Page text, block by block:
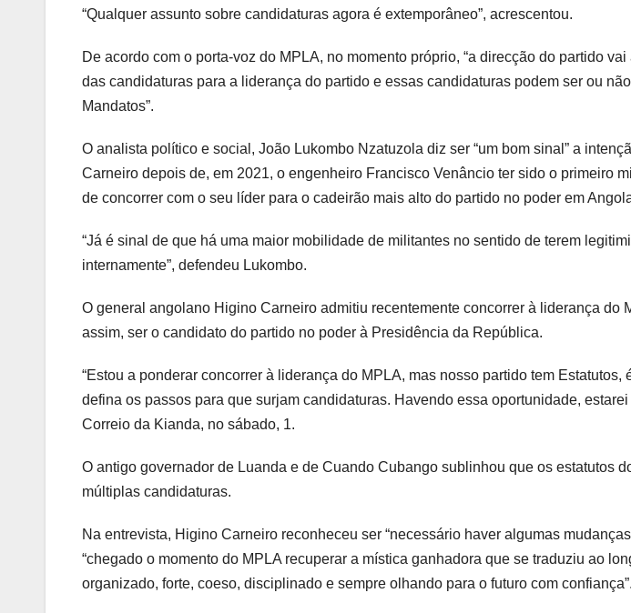
“Qualquer assunto sobre candidaturas agora é extemporâneo”, acrescentou.
De acordo com o porta-voz do MPLA, no momento próprio, “a direcção do partido
das candidaturas para a liderança do partido e essas candidaturas podem ser ou
Mandatos”.
O analista político e social, João Lukombo Nzatuzola diz ser “um bom sinal” a
Carneiro depois de, em 2021, o engenheiro Francisco Venâncio ter sido o primeiro
de concorrer com o seu líder para o cadeirão mais alto do partido no poder em
“Já é sinal de que há uma maior mobilidade de militantes no sentido de terem
internamente”, defendeu Lukombo.
O general angolano Higino Carneiro admitiu recentemente concorrer à liderança do
assim, ser o candidato do partido no poder à Presidência da República.
“Estou a ponderar concorrer à liderança do MPLA, mas nosso partido tem Estatutos,
defina os passos para que surjam candidaturas. Havendo essa oportunidade,
Correio da Kianda, no sábado, 1.
O antigo governador de Luanda e de Cuando Cubango sublinhou que os estatutos
múltiplas candidaturas.
Na entrevista, Higino Carneiro reconheceu ser “necessário haver algumas
“chegado o momento do MPLA recuperar a mística ganhadora que se traduziu ao
organizado, forte, coeso, disciplinado e sempre olhando para o futuro com confiança”.